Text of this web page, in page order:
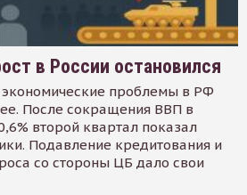
в России остановился
проблемы в РФ
После сокращения ВВП в
второй квартал показал
Подавление кредитования и
со стороны ЦБ дало свои